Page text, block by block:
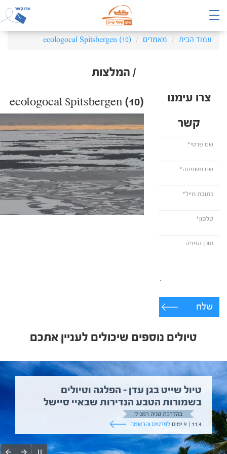
עמוד הבית מאמרים ecologocal Spitsbergen (10)
/ המלצות
צרו עימנו
קשר
שלח
ecologocal Spitsbergen (10)
טיולים נוספים שיכולים לעניין אתכם
טיול שייט בגן עדן – הפלגה וטיולים
בשמורות הטבע הנדירות שבאיי סיישל
בהדרכת טניה רמניק
11.4 | 9 ימים
לפרטים והרשמה